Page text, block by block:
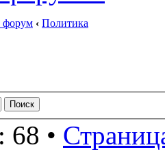
форум ‹ Политика
•